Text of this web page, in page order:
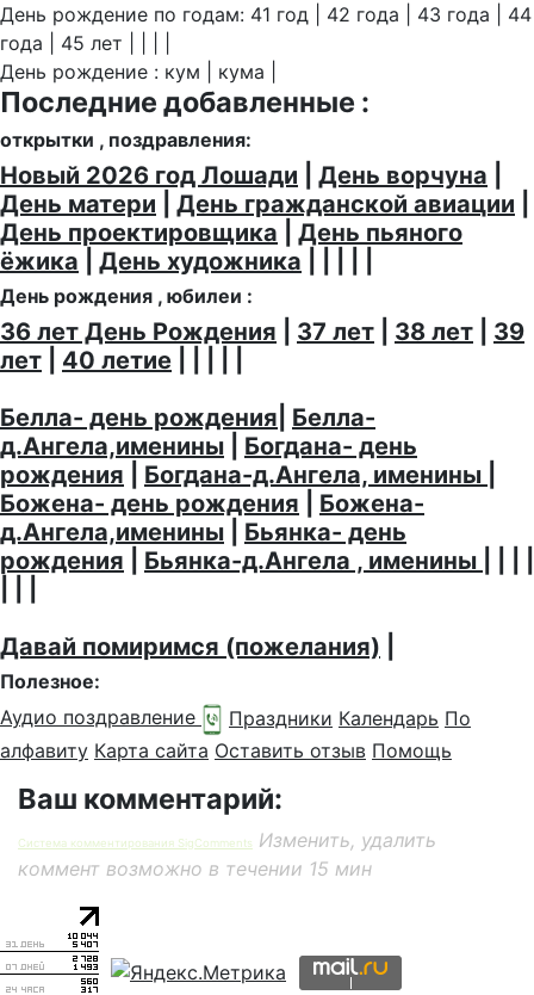
День рождение по годам: 41 год | 42 года | 43 года | 44
года | 45 лет | | | |
День рождение : кум | кума |
Последние добавленные :
открытки , поздравления:
Новый 2026 год Лошади День ворчуна
День матери
День гражданской авиации
День проектировщика
День пьяного
ёжика
День художника
День рождения , юбилеи :
36 лет День Рождения 37 лет 38 лет
39
лет
40 летие
Белла- день рождения Белла-
д.Ангела,именины
Богдана- день
рождения
Богдана-д.Ангела, именины
Божена- день рождения
Божена-
д.Ангела,именины
Бьянка- день
рождения
Бьянка-д.Ангела , именины
Давай помиримся (пожелания)
Полезное:
Аудио поздравление
Праздники Календарь По
алфавиту Карта сайта Оставить отзыв Помощь
Ваш комментарий:
Система комментирования SigComments
Изменить, удалить
коммент возможно в течении 15 мин